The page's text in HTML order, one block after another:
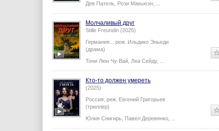
Дев Патель Рози Макьюэн
Молчаливый друг
Stille Freundin (2025)
Германия... реж. Ильдико Эньеди
(драма)
Тони Люн Чу-Вай Леа Сейду,
Кто-то должен умереть
(2025)
Россия, реж. Евгений Григорьев
(триллер)
Юлия Снигирь Павел Деревянко